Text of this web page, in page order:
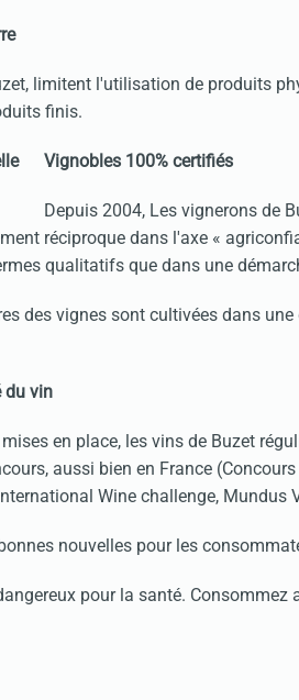
limitent l'utilisation de produits
finis.
Vignobles 100% certifiés
Depuis 2004, Les vignerons de
réciproque dans l'axe «
qualitatifs que dans une
des vignes sont cultivées dans
du vin
en place, les vins de Buzet
aussi bien en France
Wine challenge, Mundus
nouvelles pour les
pour la santé. Consommez